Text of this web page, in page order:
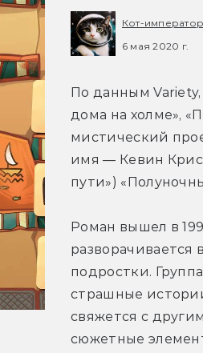
Кот-император
6 мая 2020 г.
По данным
дома на холме»,
мистический
имя — Кевин
пути»)
Роман вышел в
подростки.
страшные
свяжется с
сюжетные